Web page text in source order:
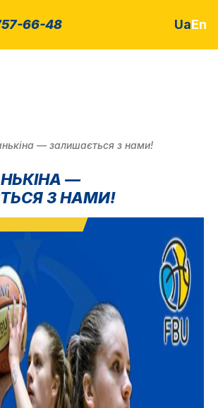
66-48 UaEn
— залишається з нами!
—
З НАМИ!